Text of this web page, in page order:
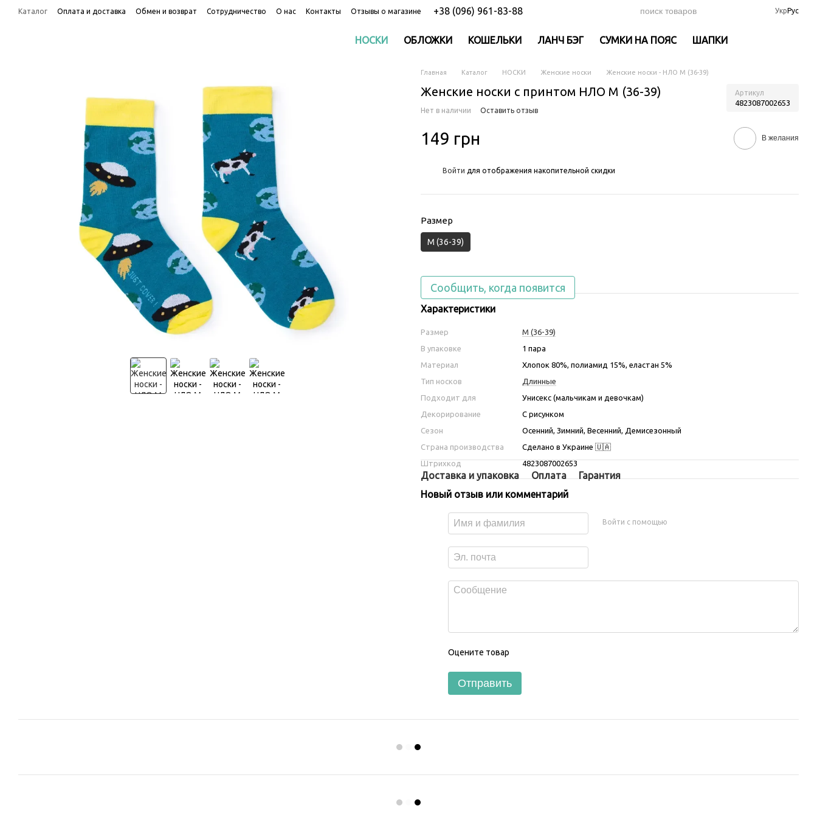
Перейти к основному контенту
Каталог Оплата и доставка Обмен и возврат Сотрудничество О нас Контакты Отзывы о магазине +38 (096) 961-83-88 УкрРус
НОСКИ ОБЛОЖКИ КОШЕЛЬКИ ЛАНЧ БЭГ СУМКИ НА ПОЯС ШАПКИ
Главная Каталог НОСКИ Женские носки Женские носки - НЛО M (36-39)
Женские носки с принтом НЛО M (36-39) Артикул
4823087002653
Нет в наличии Оставить отзыв
149 грн В желания
Войти для отображения накопительной скидки
Размер
M (36-39)
Сообщить, когда появится
Характеристики
Размер
M (36-39)
В упаковке
1 пара
Материал
Хлопок 80%, полиамид 15%, еластан 5%
Тип носков
Длинные
Подходит для
Унисекс (мальчикам и девочкам)
Декорирование
С рисунком
Сезон
Осенний, Зимний, Весенний, Демисезонный
Страна производства
Сделано в Украине 🇺🇦
Штрихкод
4823087002653
Доставка и упаковка Оплата
Гарантия
Новый отзыв или комментарий
Войти с помощью
Оцените товар
Отправить